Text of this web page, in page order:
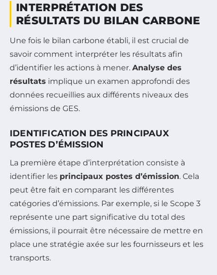
INTERPRÉTATION DES
RÉSULTATS DU BILAN CARBONE
Une fois le bilan carbone établi, il est crucial de
savoir comment interpréter les résultats afin
d’identifier les actions à mener. Analyse des
résultats implique un examen approfondi des
données recueillies aux différents niveaux des
émissions de GES.
IDENTIFICATION DES PRINCIPAUX
POSTES D’ÉMISSION
La première étape d’interprétation consiste à
identifier les principaux postes d’émission. Cela
peut être fait en comparant les différentes
catégories d’émissions. Par exemple, si le Scope 3
représente une part significative du total des
émissions, il pourrait être nécessaire de mettre en
place une stratégie axée sur les fournisseurs et les
transports.